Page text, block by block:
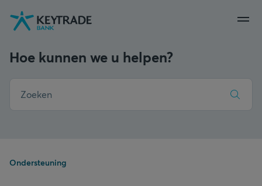
Naar
navigatie
Naar
aanmelden
Naar
inhoud
Hoe kunnen we u helpen?
Ondersteuning